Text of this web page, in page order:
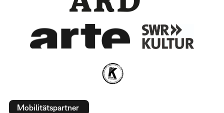
Mobilitätspartner